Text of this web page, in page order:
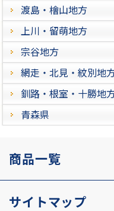
渡島・檜山地方
上川・留萌地方
宗谷地方
網走・北見・紋別地
釧路・根室・十勝地
青森県
商品一覧
サイトマップ